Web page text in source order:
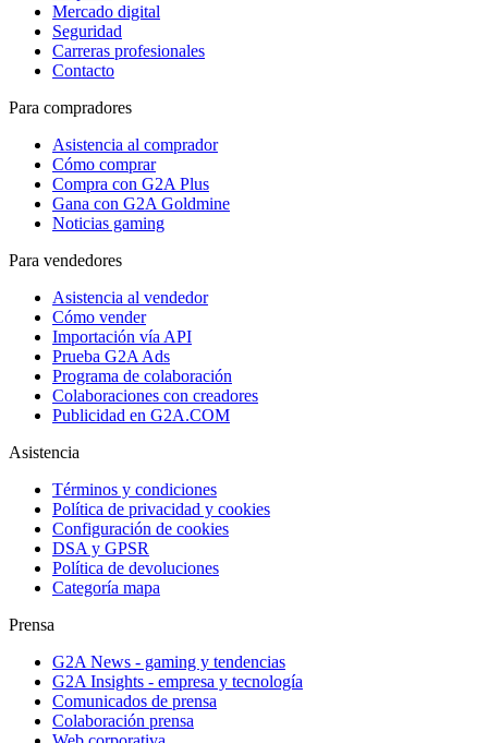
Mercado digital
Seguridad
Carreras profesionales
Contacto
Para compradores
Asistencia al comprador
Cómo comprar
Compra con G2A Plus
Gana con G2A Goldmine
Noticias gaming
Para vendedores
Asistencia al vendedor
Cómo vender
Importación vía API
Prueba G2A Ads
Programa de colaboración
Colaboraciones con creadores
Publicidad en G2A.COM
Asistencia
Términos y condiciones
Política de privacidad y cookies
Configuración de cookies
DSA y GPSR
Política de devoluciones
Categoría mapa
Prensa
G2A News - gaming y tendencias
G2A Insights - empresa y tecnología
Comunicados de prensa
Colaboración prensa